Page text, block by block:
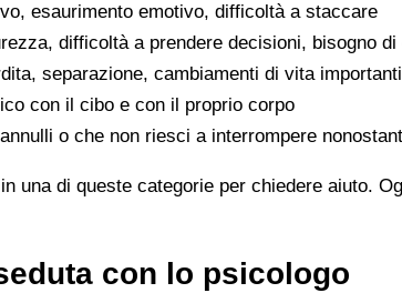
esaurimento emotivo, difficoltà a staccare
difficoltà a prendere decisioni, bisogno
separazione, cambiamenti di vita importanti
con il cibo e con il proprio corpo
o che non riesci a interrompere
una di queste categorie per chiedere aiuto.
con lo psicologo